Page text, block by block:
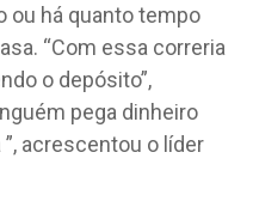
ou há quanto tempo
“Com essa correria
o depósito”,
pega dinheiro
acrescentou o líder